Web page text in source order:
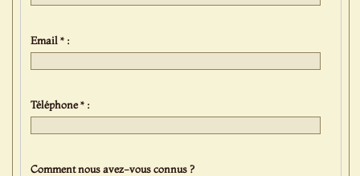
Email * :
Téléphone * :
Comment nous avez-vous connus ?